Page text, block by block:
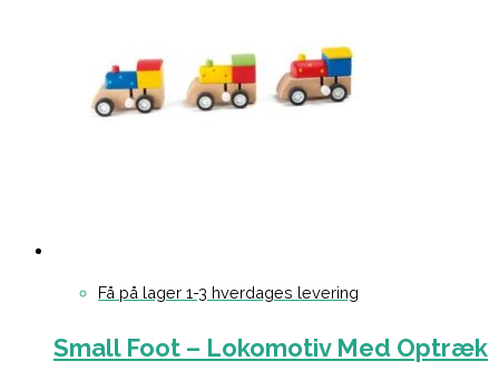
Få på lager 1-3 hverdages levering
Small Foot – Lokomotiv Med Optræk